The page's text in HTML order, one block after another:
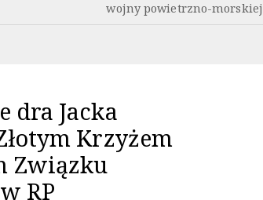
wojny powietrzno-morskiej
dra Jacka
Krzyżem
Związku
RP